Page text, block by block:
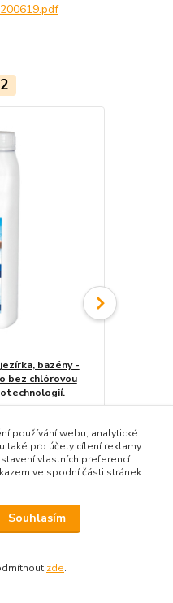
2
bazény -
bez chlórovou
FNAqua
450 Kč
používání webu, analytické
také pro účely cílení reklamy
vlastních preferencí
ve spodní části stránek.
Souhlasím
zde.